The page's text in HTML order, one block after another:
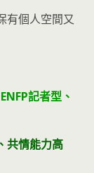
有個人空間又
記者型、
共情能力高